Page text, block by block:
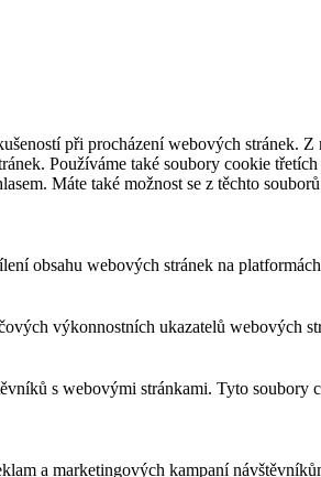
při procházení webových stránek.
Používáme také soubory cookie
Máte také možnost se z těchto
obsahu webových stránek na
výkonnostních ukazatelů webových
s webovými stránkami. Tyto
a marketingových kampaní